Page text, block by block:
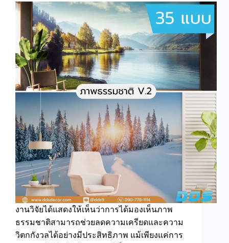
ง่ายๆ
ด้วย
วอลเปเปอร์
ลาย
สวน
ป่า
วอลเปเปอร์
แนว
ธรรมชาติ
ภาพ
วาด
ติด
ผนัง
ลาย
ป่า
ธรรมชาติ
งานวิจัยได้แสดงให้เห็นว่าการได้มองเห็นภาพ
ธรรมชาติสามารถช่วยลดความเครียดและความ
วิตกกังวลได้อย่างมีประสิทธิภาพ แม้เพียงแค่การ